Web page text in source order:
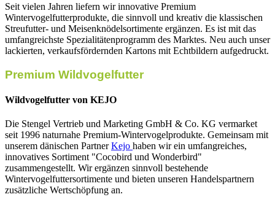
Seit vielen Jahren liefern wir innovative Premium
Wintervogelfutterprodukte, die sinnvoll und kreativ die klassischen
Streufutter- und Meisenknödelsortimente ergänzen. Es ist mit das
umfangreichste Spezialitätenprogramm des Marktes. Neu auch unser
lackierten, verkaufsfördernden Kartons mit Echtbildern aufgedruckt.
Premium Wildvogelfutter
Wildvogelfutter von KEJO
Die Stengel Vertrieb und Marketing GmbH & Co. KG vermarket
seit 1996 naturnahe Premium-Wintervogelprodukte. Gemeinsam mit
unserem dänischen PartnerKejo haben wir ein umfangreiches,
innovatives Sortiment "Cocobird und Wonderbird"
zusammengestellt. Wir ergänzen sinnvoll bestehende
Wintervogelfuttersortimente und bieten unseren Handelspartnern
zusätzliche Wertschöpfung an.